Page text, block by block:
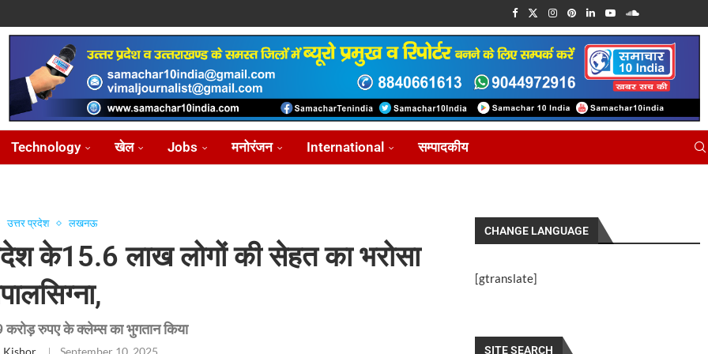
Technology खेल Jobs मनोरंजन International सम्पादकीय
उत्तर प्रदेश लखनऊ
के15.6 लाख लोगों की सेहत का भरोसा
करोड़ रुपए के क्लेम्स का भुगतान किया
Kishor September 10, 2025
CHANGE LANGUAGE
[gtranslate]
SITE SEARCH